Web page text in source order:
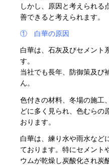
しかし、原因と考えられる
善できると考えられます。
① 白華の原因
白華は、石灰及びセメント
す。
当社でも長年、防御策及び
ん。
色付きの材料、冬場の施工
どに多く見られ、色むらの
おります。
白華は、練り水や雨水など
ております。特にセメント
ウムが乾燥し炭酸化され炭